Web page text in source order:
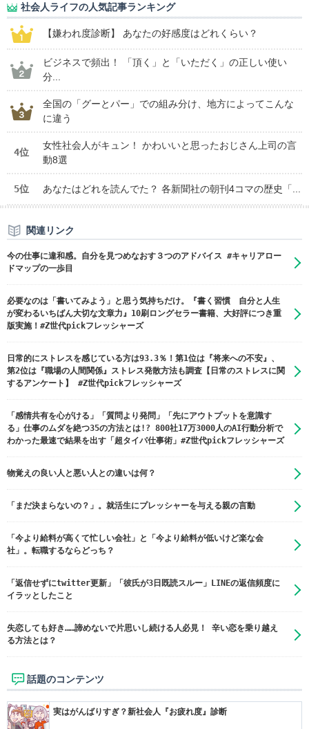
社会人ライフの人気記事ランキング
【嫌われ度診断】 あなたの好感度はどれくらい？
ビジネスで頻出！ 「頂く」と「いただく」の正しい使い
分...
全国の「グーとパー」での組み分け、地方によってこんな
に違う
4位
女性社会人がキュン！ かわいいと思ったおじさん上司の言
動8選
5位 あなたはどれを読んでた？ 各新聞社の朝刊4コマの歴史「...
関連リンク
今の仕事に違和感。自分を見つめなおす３つのアドバイス #キャリアロー
ドマップの一歩目
必要なのは「書いてみよう」と思う気持ちだけ。『書く習慣 自分と人生
が変わるいちばん大切な文章力』10刷ロングセラー書籍、大好評につき重
版実施！#Z世代pickフレッシャーズ
日常的にストレスを感じている方は93.3％！第1位は『将来への不安』、
第2位は『職場の人間関係』ストレス発散方法も調査【日常のストレスに関
するアンケート】 #Z世代pickフレッシャーズ
「感情共有を心がける」「質問より発問」「先にアウトプットを意識す
る」仕事のムダを絶つ35の方法とは!? 800社17万3000人のAI行動分析で
わかった最速で結果を出す「超タイパ仕事術」#Z世代pickフレッシャーズ
物覚えの良い人と悪い人との違いは何？
「まだ決まらないの？」。就活生にプレッシャーを与える親の言動
「今より給料が高くて忙しい会社」と「今より給料が低いけど楽な会
社」。転職するならどっち？
「返信せずにtwitter更新」「彼氏が3日既読スルー」LINEの返信頻度に
イラッとしたこと
失恋しても好き……諦めないで片思いし続ける人必見！ 辛い恋を乗り越え
る方法とは？
話題のコンテンツ
実はがんばりすぎ？新社会人『お疲れ度』診断